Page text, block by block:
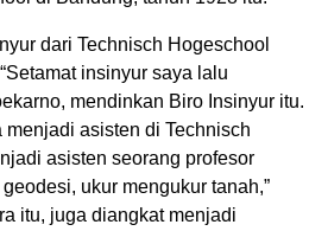
dari Technisch Hogeschool
insinyur saya lalu
mendinkan Biro Insinyur itu.
asisten di Technisch
asisten seorang profesor
ukur mengukur tanah,”
itu, juga diangkat menjadi